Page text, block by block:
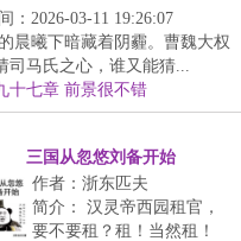
：2026-03-11 19:26:07
晨曦下暗藏着阴霾。曹魏大权
司马氏之心，谁又能猜...
十七章 前景很不错
三国从忽悠刘备开始
作者：浙东匹夫
简介： 汉灵帝西园租官，
要不要租？租！当然租！